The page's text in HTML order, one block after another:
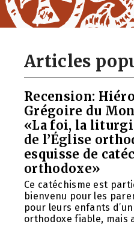
Articles
Recension:
Grégoire du
«La foi, la
de l’Église
esquisse de
orthodoxe»
Ce catéchisme est
bienvenu pour les
pour leurs enfants
orthodoxe fiable, mais